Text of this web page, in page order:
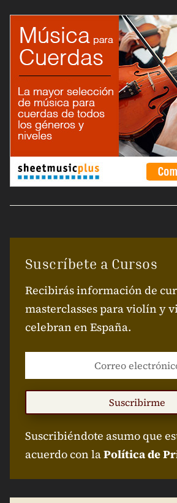
Suscríbete a Cursos
Recibirás información de
masterclasses para violín y
celebran en España.
Suscribirme
Suscribiéndote asumo que
acuerdo con laPolítica de